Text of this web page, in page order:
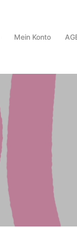
Mein Konto